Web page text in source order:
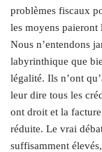
problèmes fiscaux
les moyens paieront
Nous n’entendons
labyrinthique que
légalité. Ils n’ont
leur dire tous les
ont droit et la
réduite. Le vrai
suffisamment